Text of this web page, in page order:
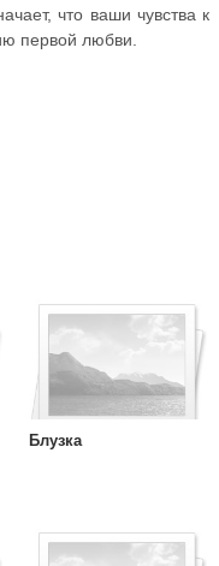
что ваши чувства к
первой любви.
Блузка